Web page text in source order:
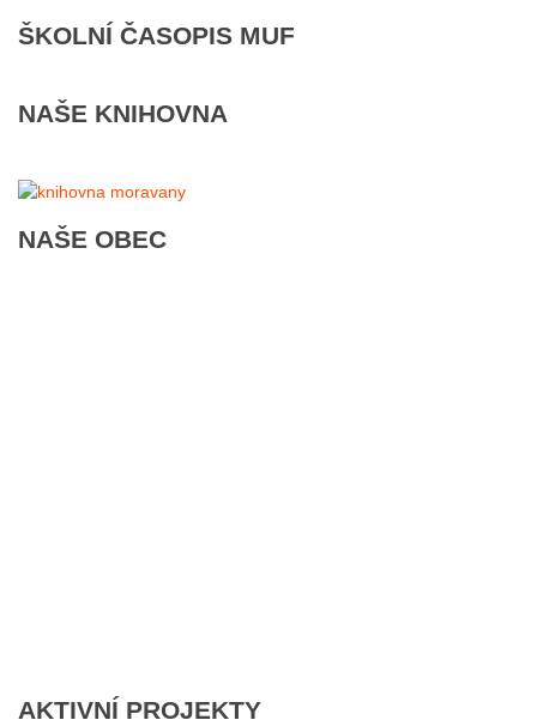
ŠKOLNÍ ČASOPIS MUF
NAŠE KNIHOVNA
NAŠE OBEC
AKTIVNÍ PROJEKTY